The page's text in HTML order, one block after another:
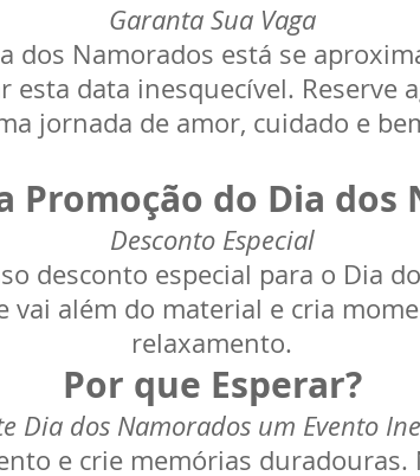
Garanta Sua Vaga
dos Namorados está se
data inesquecível. Reserve
jornada de amor, cuidado e
Promoção do Dia dos
Desconto Especial
desconto especial para o Dia
vai além do material e cria
relaxamento.
Por que Esperar?
Dia dos Namorados um Evento
e crie memórias duradouras.